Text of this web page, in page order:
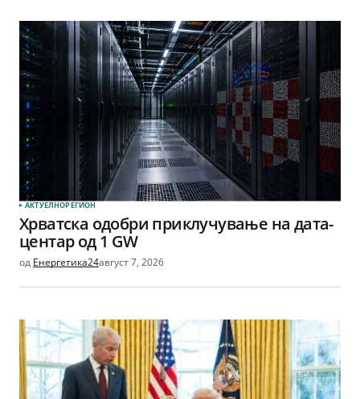
АКТУЕЛНОРЕГИОН
Хрватска одобри приклучување на дата-
центар од 1 GW
од Енергетика24август 7, 2026